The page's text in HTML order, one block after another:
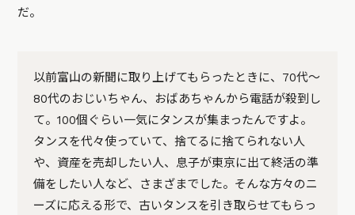
だ。
以前富山の新聞に取り上げてもらったときに、70代～
80代のおじいちゃん、おばあちゃんから電話が殺到し
て。100個ぐらい一気にタンスが集まったんですよ。
タンスを代々使っていて、捨てるに捨てられない人
や、資産を売却したい人、息子が東京に出て終活の準
備をしたい人など、さまざまでした。そんな方々のニ
ーズに応える形で、古いタンスを引き取らせてもらっ